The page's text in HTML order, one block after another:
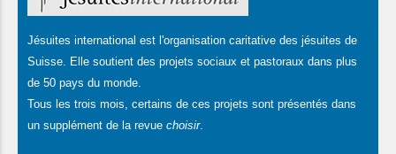
Jésuites international est l'organisation caritative des jésuites de
Suisse. Elle soutient des projets sociaux et pastoraux dans plus
de 50 pays du monde.
Tous les trois mois, certains de ces projets sont présentés dans
un supplément de la revue choisir.